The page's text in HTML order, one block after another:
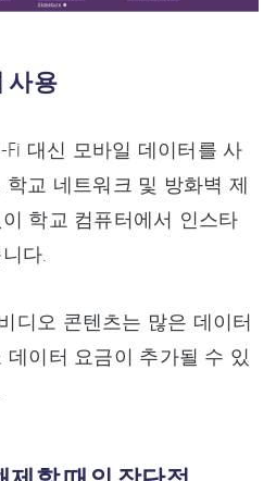
사용
대신 모바일 데이터를 사
교 네트워크 및 방화벽 제
학교 컴퓨터에서 인스타
다.
디오 콘텐츠는 많은 데이터
이터 요금이 추가될 수 있